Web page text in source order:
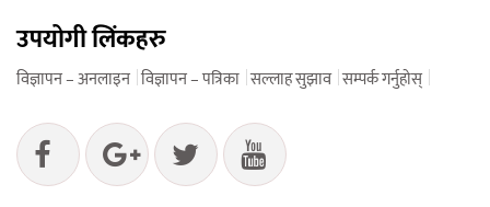
उपयोगी लिंकहरु
विज्ञापन – अनलाइन विज्ञापन – पत्रिका सल्लाह सुझाव सम्पर्क गर्नुहोस्